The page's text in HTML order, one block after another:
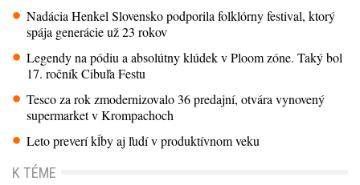
Nadácia Henkel Slovensko podporila folklórny festival, ktorý
spája generácie už 23 rokov
Legendy na pódiu a absolútny klúdek v Ploom zóne. Taký bol
17. ročník Cibuľa Festu
Tesco za rok zmodernizovalo 36 predajní, otvára vynovený
supermarket v Krompachoch
Leto preverí kĺby aj ľudí v produktívnom veku
K TÉME